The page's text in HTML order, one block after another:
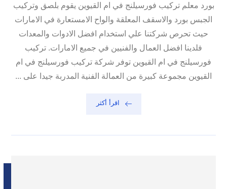
بورد معلم تركيب فورسيلنج في ام القيوين يقوم بلصق وتركيب
الجبس بورد والاسقف المعلقة والواح الامستعارة في الامارات
حيث تحرص شركتنا علي استخدام افضل الادوات والمعدات
فلدينا افضل العمال والفنيين في جميع الامارات. تركيب
فورسيلنج في ام القيوين توفر شركة تركيب فورسيلنج في ام
القيوين مجموعة كبيرة من العمالة الفنية المدربة جيدا على ...
اقرأ أكثر